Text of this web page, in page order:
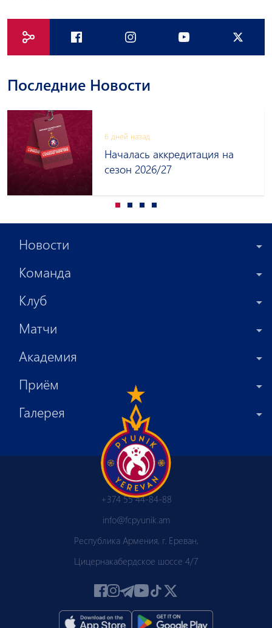
Последние Новости
6 дней назад
Началась аккредитация на
сезон 2026/27
Новости
Команда
Клуб
Матчи
Академия
Приём
Галерея
+374 55 44-84-88
info@fcpyunik.am
Республика Армения, г. Ереван,
Цицернакабердское шоссе 4/7